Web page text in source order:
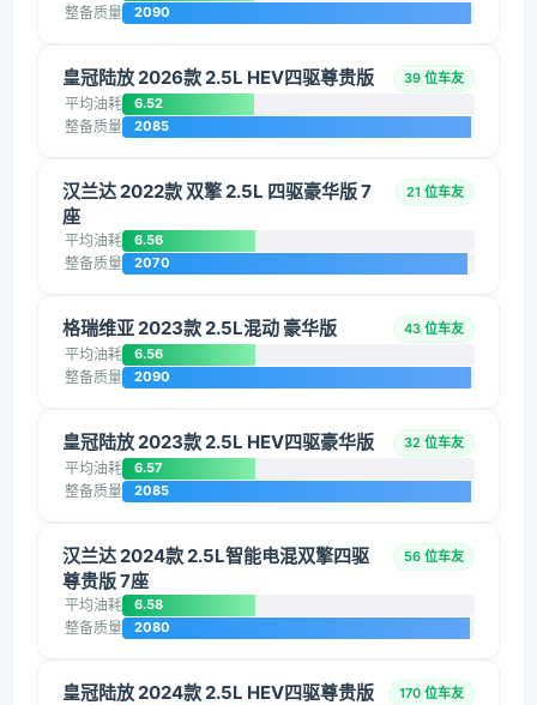
整备质量 2090
皇冠陆放 2026款 2.5L HEV四驱尊贵版 39 位车友
平均油耗 6.52
整备质量 2085
汉兰达 2022款 双擎 2.5L 四驱豪华版 7
座
21 位车友
平均油耗 6.56
整备质量 2070
格瑞维亚 2023款 2.5L混动 豪华版 43 位车友
平均油耗 6.56
整备质量 2090
皇冠陆放 2023款 2.5L HEV四驱豪华版 32 位车友
平均油耗 6.57
整备质量 2085
汉兰达 2024款 2.5L智能电混双擎四驱
尊贵版 7座
56 位车友
平均油耗 6.58
整备质量 2080
皇冠陆放 2024款 2.5L HEV四驱尊贵版 170 位车友